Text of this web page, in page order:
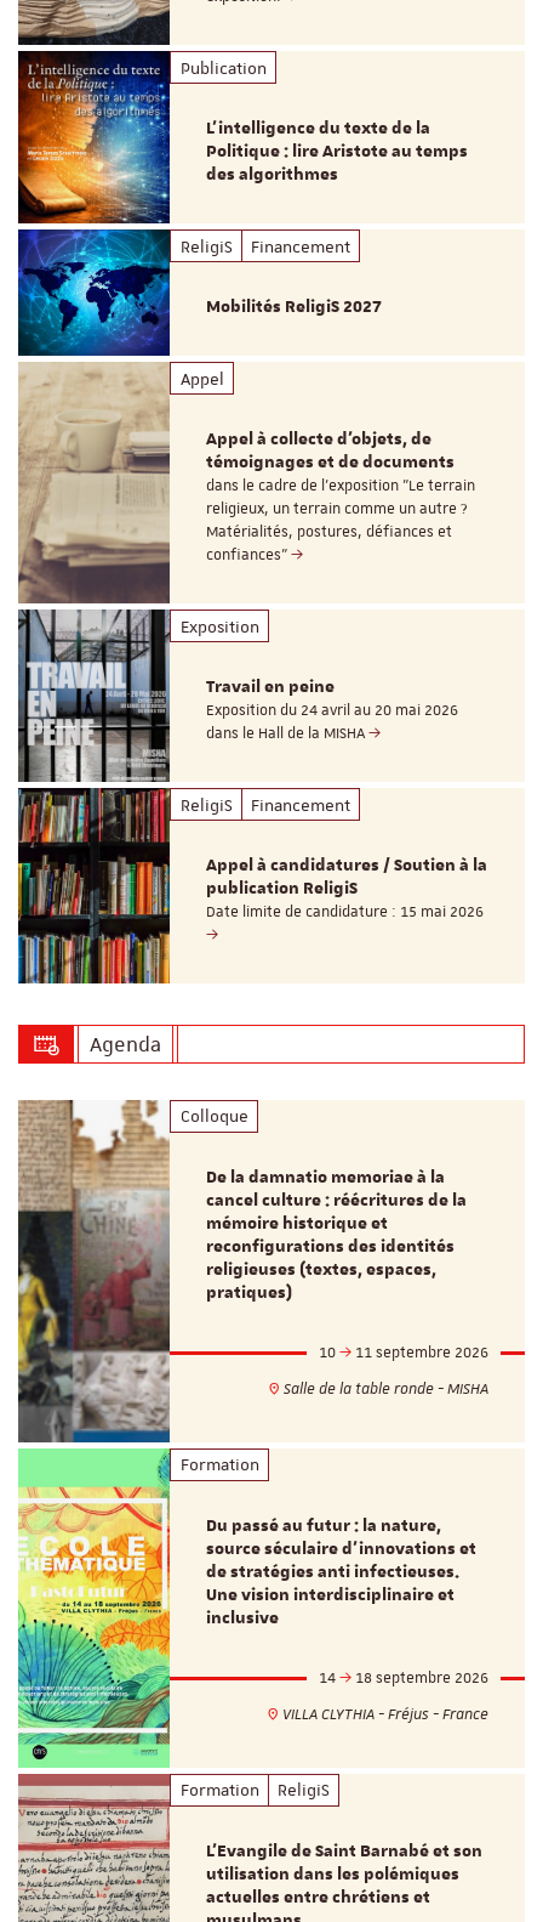
Publication
L’intelligence du texte de la
Politique : lire Aristote au temps
des algorithmes
ReligiS Financement
Mobilités ReligiS 2027
Appel
Appel à collecte d'objets, de
témoignages et de documents
dans le cadre de l'exposition "Le terrain
religieux, un terrain comme un autre ?
Matérialités, postures, défiances et
confiances"
Exposition
Travail en peine
Exposition du 24 avril au 20 mai 2026
dans le Hall de la MISHA
ReligiS Financement
Appel à candidatures / Soutien à la
publication ReligiS
Date limite de candidature : 15 mai 2026
Agenda
Colloque
De la damnatio memoriae à la
cancel culture : réécritures de la
mémoire historique et
reconfigurations des identités
religieuses (textes, espaces,
pratiques)
10
11 septembre 2026
Salle de la table ronde - MISHA
Formation
Du passé au futur : la nature,
source séculaire d’innovations et
de stratégies anti infectieuses.
Une vision interdisciplinaire et
inclusive
14
18 septembre 2026
VILLA CLYTHIA - Fréjus - France
Formation ReligiS
L’Evangile de Saint Barnabé et son
utilisation dans les polémiques
actuelles entre chrétiens et